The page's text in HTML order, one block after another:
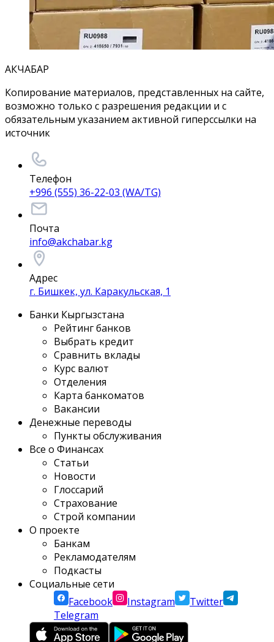
АКЧАБАР
Копирование материалов, представленных на сайте,
возможно только с разрешения редакции и с
обязательным указанием активной гиперссылки на
источник
Телефон
+996 (555) 36-22-03 (WA/TG)
Почта
info@akchabar.kg
Адрес
г. Бишкек, ул. Каракульская, 1
Банки Кыргызстана
Рейтинг банков
Выбрать кредит
Сравнить вклады
Курс валют
Отделения
Карта банкоматов
Вакансии
Денежные переводы
Пункты обслуживания
Все о Финансах
Статьи
Новости
Глоссарий
Страхование
Строй компании
О проекте
Банкам
Рекламодателям
Подкасты
Социальные сети
Facebook
Instagram
Twitter
Telegram